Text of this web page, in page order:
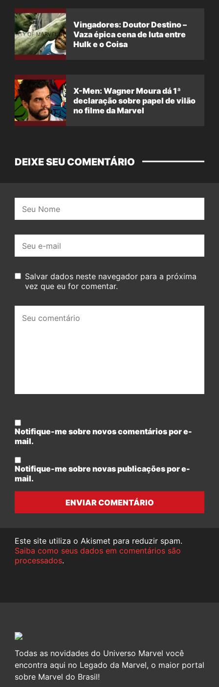
Vingadores: Doutor Destino –
Vaza épica cena de luta entre
Hulk e o Coisa
X-Men: Wagner Moura dá 1ª
declaração sobre papel de vilão
no filme da Marvel
DEIXE SEU COMENTÁRIO
mail:
Salvar dados neste navegador para a próxima
vez que eu for comentar.
comentário:
Notifique-me sobre novos comentários por e-
mail.
Notifique-me sobre novas publicações por e-
mail.
ENVIAR COMENTÁRIO
Este site utiliza o Akismet para reduzir spam.
Saiba como seus dados em comentários são
processados.
Todas as novidades do Universo Marvel você
encontra aqui no Legado da Marvel, o maior portal
sobre Marvel do Brasil!